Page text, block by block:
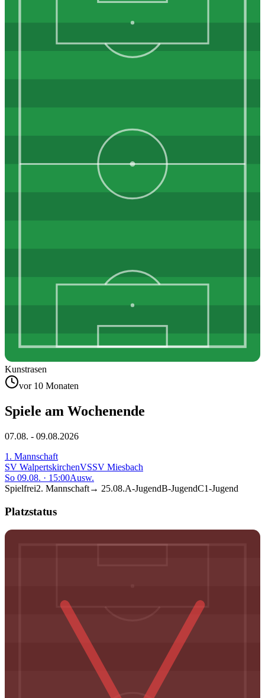
Kunstrasen
vor 10 Monaten
Spiele am Wochenende
07.08. - 09.08.2026
1. Mannschaft
SV WalpertskirchenVSSV Miesbach
So 09.08. · 15:00Ausw.
Spielfrei2. Mannschaft→ 25.08.A-JugendB-JugendC1-Jugend
Platzstatus